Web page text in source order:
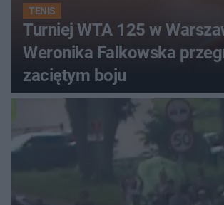
TENIS
Turniej WTA 125 w
Weronika Falkowska
zaciętym boju